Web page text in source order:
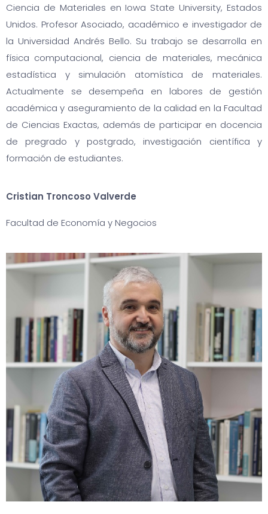
Ciencia de Materiales en Iowa State University, Estados
Unidos. Profesor Asociado, académico e investigador de
la Universidad Andrés Bello. Su trabajo se desarrolla en
física computacional, ciencia de materiales, mecánica
estadística y simulación atomística de materiales.
Actualmente se desempeña en labores de gestión
académica y aseguramiento de la calidad en la Facultad
de Ciencias Exactas, además de participar en docencia
de pregrado y postgrado, investigación científica y
formación de estudiantes.
Cristian Troncoso Valverde
Facultad de Economía y Negocios